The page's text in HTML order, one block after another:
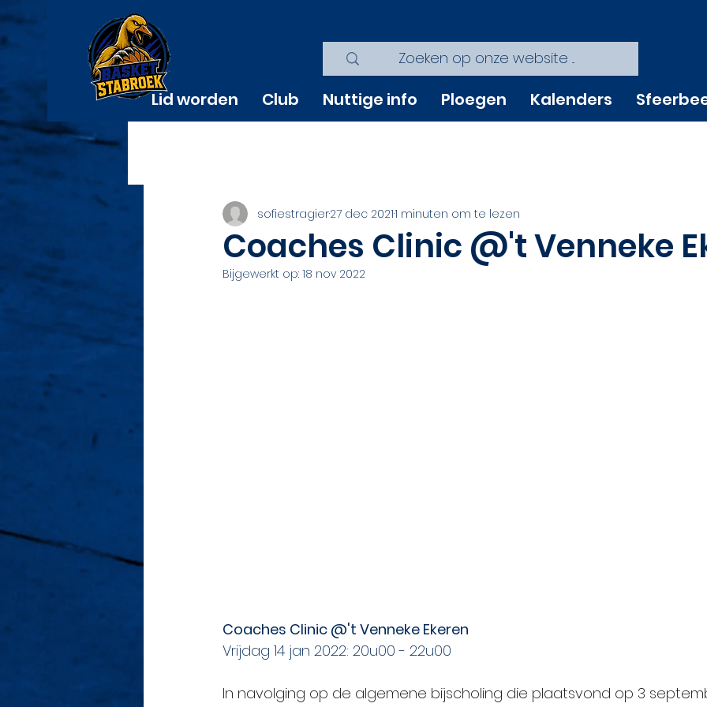
Lid worden Club Nuttige info Ploegen Kalenders
Coaches Clinic @'t Venneke
sofiestragier27 dec 20211 minuten om te lezen
Bijgewerkt op: 18 nov 2022
Coaches Clinic @'t Venneke Ekeren
Vrijdag 14 jan 2022: 20u00 - 22u00
In navolging op de algemene bijscholing die plaatsvond op 3